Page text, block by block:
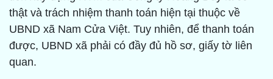
thật và trách nhiệm thanh toán hiện tại thuộc về
UBND xã Nam Cửa Việt. Tuy nhiên, để thanh toán
được, UBND xã phải có đầy đủ hồ sơ, giấy tờ liên
quan.